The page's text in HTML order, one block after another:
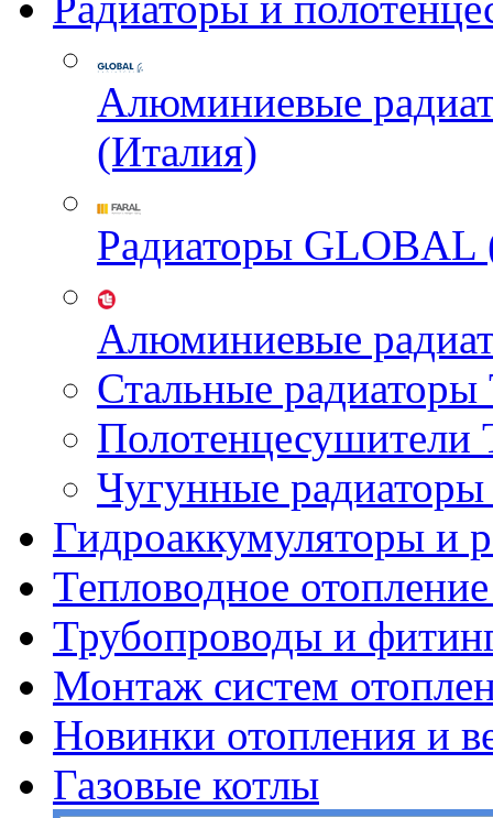
Алюминиевые
(Италия)
Радиаторы GLOBAL
Алюминиевые
Стальные
Чугунные
Гидроаккумуляторы и
Тепловодное
Трубопроводы и
Монтаж систем
Новинки отопления и
Газовые котлы